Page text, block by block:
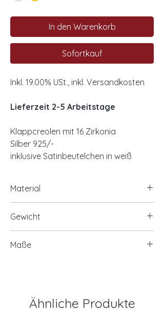
In den Warenkorb
Sofortkauf
Inkl. 19.00% USt., inkl. Versandkosten
Lieferzeit 2-5 Arbeitstage
Klappcreolen mit 16 Zirkonia
Silber 925/-
inklusive Satinbeutelchen in weiß
Material
optional 925/- Silber, vergoldet
16 Zirkonia
Gewicht
Maße
Ähnliche Produkte